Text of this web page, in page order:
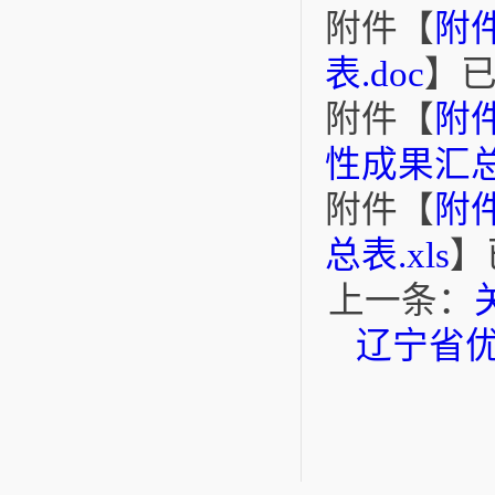
附件【 附
表.doc】
附件【 附
性成果汇
附件【 附
总表.xls
上一条：
辽宁省